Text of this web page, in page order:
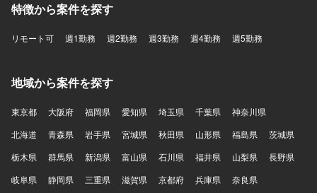
特徴から案件を探す
リモート可 週1勤務 週2勤務 週3勤務 週4勤務 週5勤務
地域から案件を探す
東京都 大阪府 福岡県 愛知県 埼玉県 千葉県
神奈川県
北海道
青森県 岩手県 宮城県 秋田県 山形県 福島県
茨城県
栃木県
群馬県 新潟県 富山県 石川県 福井県 山梨県
長野県
岐阜県
静岡県 三重県 滋賀県 京都府 兵庫県 奈良県